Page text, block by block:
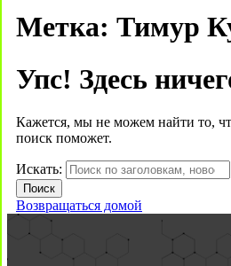
Метка: Тимур
Упс! Здесь
Кажется, мы не можем найти то,
поиск поможет.
Искать:
Возвращаться домой